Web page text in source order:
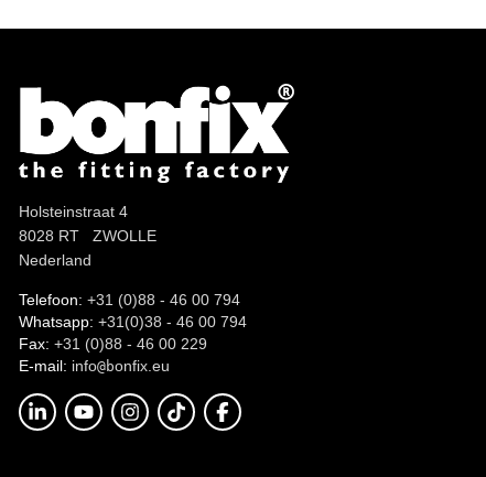
Holsteinstraat 4
8028 RT ZWOLLE
Nederland
Telefoon: +31 (0)88 - 46 00 794
Whatsapp: +31(0)38 - 46 00 794
Fax: +31 (0)88 - 46 00 229
E-mail: info@bonfix.eu